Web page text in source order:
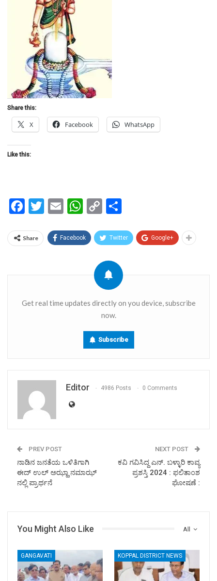
Share this:
X Facebook WhatsApp
Like this:
Facebook
Twitter
EmailWhatsApp
Copy
Share Facebook Twitter Google+
Get real time updates directly on you device, subscribe
now.
Subscribe
Editor 4986 Posts 0 Comments
PREV POST
ನಾಡಿನ ಜನತೆಯ ಒಳಿತಿಗಾಗಿ
ಈದ್ ಉಲ್ ಅಝ್ಹಾ ನಮಾಝ್
ನಲ್ಲಿ ಪ್ರಾರ್ಥನೆ
NEXT POST
ಕವಿ ಗವಿಸಿದ್ದ ಎನ್. ಬಳ್ಳಾರಿ ಕಾವ್ಯ
ಪ್ರಶಸ್ತಿ 2024 : ಫಲಿತಾಂಶ
ಘೋಷಣೆ :
All
You Might Also Like
GANGAVATI KOPPAL DISTRICT NEWS